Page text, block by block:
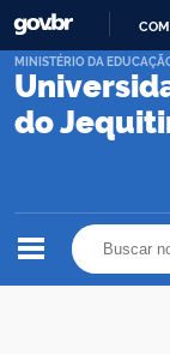
do
MINISTÉRIO DA